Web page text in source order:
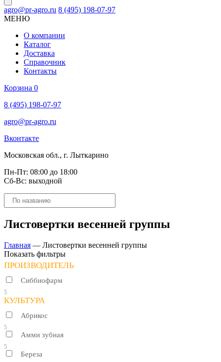
agro@pr-agro.ru 8 (495) 198-07-97
МЕНЮ
О компании
Каталог
Доставка
Справочник
Контакты
Корзина 0
8 (495) 198-07-97
agro@pr-agro.ru
Вконтакте
Московская обл., г. Лыткарино
Пн-Пт: 08:00 до 18:00
Сб-Вс: выходной
Поиск
товаров
Листовертки весенней группы
Главная — Листовертки весенней группы
Показать фильтры
ПРОИЗВОДИТЕЛЬ
Сиббиофарм
5
КУЛЬТУРА
Абрикос
5
Амми зубная
5
Береза